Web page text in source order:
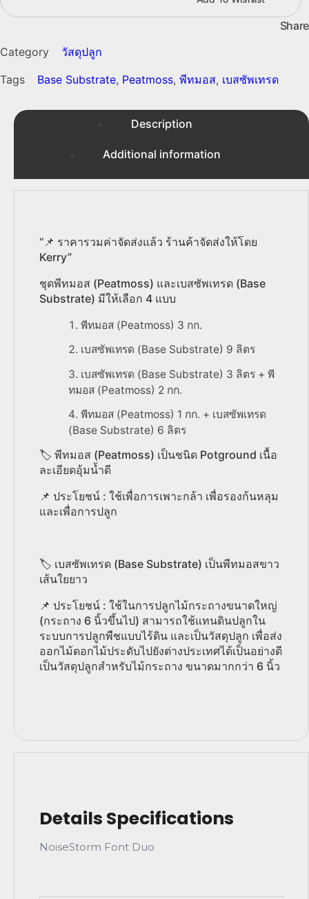
เทรด
Substrate)
ลิตร
Share
Category
วัสดุปลูก
Tags
Base Substrate, Peatmoss, พีทมอส, เบสซัพเทรด
Description
Additional information
“📌 ราคารวมค่าจัดส่งแล้ว ร้านค้าจัดส่งให้โดย
Kerry”
ชุดพีทมอส (Peatmoss) และเบสซัพเทรด (Base
Substrate) มีให้เลือก 4 แบบ
พีทมอส (Peatmoss) 3 กก.
เบสซัพเทรด (Base Substrate) 9 ลิตร
เบสซัพเทรด (Base Substrate) 3 ลิตร + พี
ทมอส (Peatmoss) 2 กก.
พีทมอส (Peatmoss) 1 กก. + เบสซัพเทรด
(Base Substrate) 6 ลิตร
🏷️ พีทมอส (Peatmoss) เป็นชนิด Potground เนื้อ
ละเอียดอุ้มน้ำดี
📌 ประโยชน์ : ใช้เพื่อการเพาะกล้า เพื่อรองก้นหลุม
และเพื่อการปลูก
🏷️ เบสซัพเทรด (Base Substrate) เป็นพีทมอสขาว
เส้นใยยาว
📌 ประโยชน์ : ใช้ในการปลูกไม้กระถางขนาดใหญ่
(กระถาง 6 นิ้วขึ้นไป) สามารถใช้แทนดินปลูกใน
ระบบการปลูกพืชแบบไร้ดิน และเป็นวัสดุปลูก เพื่อส่ง
ออกไม้ดอกไม้ประดับไปยังต่างประเทศได้เป็นอย่างดี
เป็นวัสดุปลูกสำหรับไม้กระถาง ขนาดมากกว่า 6 นิ้ว